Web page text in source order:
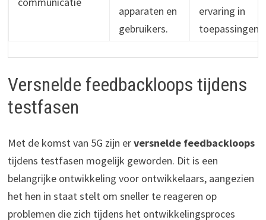
apparaten en
gebruikers.
ervaring in
toepassingen.
Versnelde feedbackloops tijdens
testfasen
Met de komst van 5G zijn erversnelde feedbackloops
tijdens testfasen mogelijk geworden. Dit is een
belangrijke ontwikkeling voor ontwikkelaars, aangezien
het hen in staat stelt om sneller te reageren op
problemen die zich tijdens het ontwikkelingsproces